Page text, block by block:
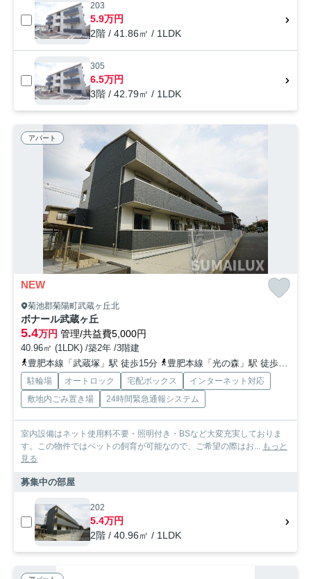
203
5.9万円
2階 / 41.86㎡ / 1LDK
305
6.5万円
3階 / 42.79㎡ / 1LDK
アパート
NEW
菊池郡菊陽町武蔵ヶ丘北
ボナール武蔵ヶ丘
5.4万円 管理/共益費5,000円
40.96㎡ (1LDK) /築2年 /3階建
豊肥本線「武蔵塚」駅 徒歩15分
豊肥本線「光の森」駅 徒歩29分
駐輪場 オートロック 宅配ボックス
インターネット対応
敷地内ごみ置き場
24時間緊急通報システム
室内設備はネット使用料不要・照明付き・BSなど大変充実しておりま
す。この物件ではペットの飼育が可能なので、ご希望の際はお... もっと
見る
募集中の部屋
202
5.4万円
2階 / 40.96㎡ / 1LDK